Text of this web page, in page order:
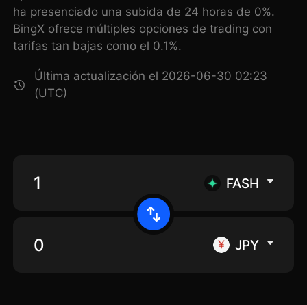
ha presenciado una subida de 24 horas de 0%.
BingX ofrece múltiples opciones de trading con
tarifas tan bajas como el 0.1%.
Última actualización el 2026-06-30 02:23
(UTC)
FASH
JPY